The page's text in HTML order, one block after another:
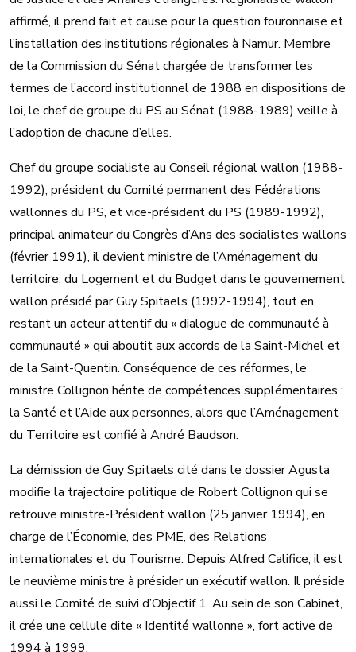
affirmé, il prend fait et cause pour la question fouronnaise et
l’installation des institutions régionales à Namur. Membre
de la Commission du Sénat chargée de transformer les
termes de l’accord institutionnel de 1988 en dispositions de
loi, le chef de groupe du PS au Sénat (1988-1989) veille à
l’adoption de chacune d’elles.
Chef du groupe socialiste au Conseil régional wallon (1988-
1992), président du Comité permanent des Fédérations
wallonnes du PS, et vice-président du PS (1989-1992),
principal animateur du Congrès d’Ans des socialistes wallons
(février 1991), il devient ministre de l’Aménagement du
territoire, du Logement et du Budget dans le gouvernement
wallon présidé par Guy Spitaels (1992-1994), tout en
restant un acteur attentif du « dialogue de communauté à
communauté » qui aboutit aux accords de la Saint-Michel et
de la Saint-Quentin. Conséquence de ces réformes, le
ministre Collignon hérite de compétences supplémentaires :
la Santé et l’Aide aux personnes, alors que l’Aménagement
du Territoire est confié à André Baudson.
La démission de Guy Spitaels cité dans le dossier Agusta
modifie la trajectoire politique de Robert Collignon qui se
retrouve ministre-Président wallon (25 janvier 1994), en
charge de l’Économie, des PME, des Relations
internationales et du Tourisme. Depuis Alfred Califice, il est
le neuvième ministre à présider un exécutif wallon. Il préside
aussi le Comité de suivi d’Objectif 1. Au sein de son Cabinet,
il crée une cellule dite « Identité wallonne », fort active de
1994 à 1999.